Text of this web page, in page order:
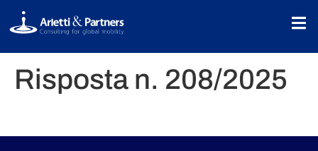
Risposta n. 208/2025